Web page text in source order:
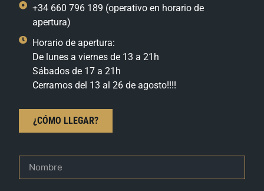
+34 660 796 189 (operativo en horario de
apertura)
Horario de apertura:
De lunes a viernes de 13 a 21h
Sábados de 17 a 21h
Cerramos del 13 al 26 de agosto!!!!
¿CÓMO LLEGAR?